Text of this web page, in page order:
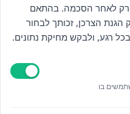
רק לאחר הסכמה. בהתאם
הפרטיות (תיקון 13) וחוק הגנת הצרכן, זכותך לבחור
רגע, ולבקש מחיקת נתונים.
בו